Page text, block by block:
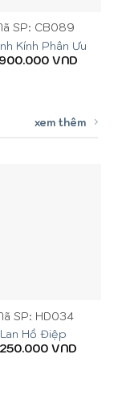
SP: CB089
Kính Phân Ưu
VND
xem thêm
SP: HD034
Lan Hồ Điệp
VND